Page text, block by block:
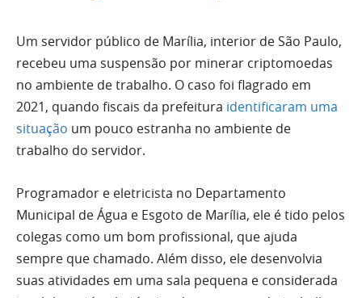
Um servidor público de Marília, interior de São Paulo,
recebeu uma suspensão por minerar criptomoedas
no ambiente de trabalho. O caso foi flagrado em
2021, quando fiscais da prefeitura identificaram uma
situação um pouco estranha no ambiente de
trabalho do servidor.
Programador e eletricista no Departamento
Municipal de Água e Esgoto de Marília, ele é tido pelos
colegas como um bom profissional, que ajuda
sempre que chamado. Além disso, ele desenvolvia
suas atividades em uma sala pequena e considerada